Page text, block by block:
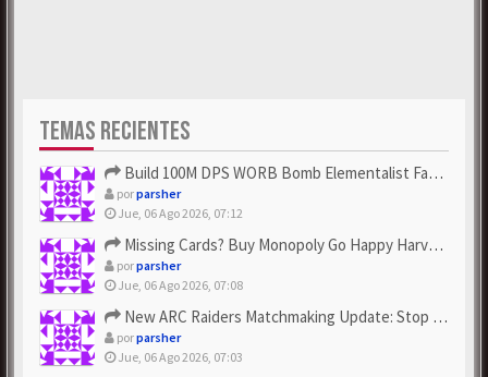
TEMAS RECIENTES
Build 100M DPS WORB Bomb Elementalist Fast - Grab POE Curren...
porparsher
Jue, 06 Ago 2026, 07:12
Missing Cards? Buy Monopoly Go Happy Harvest with Looney Tun...
porparsher
Jue, 06 Ago 2026, 07:08
New ARC Raiders Matchmaking Update: Stop Failed - Grab Bluep...
porparsher
Jue, 06 Ago 2026, 07:03